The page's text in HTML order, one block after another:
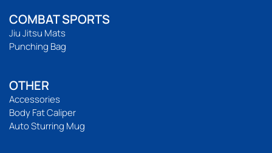
COMBAT SPORTS
Jiu Jitsu Mats
Punching Bag
OTHER
Accessories
Body Fat Caliper
Auto Sturring Mug